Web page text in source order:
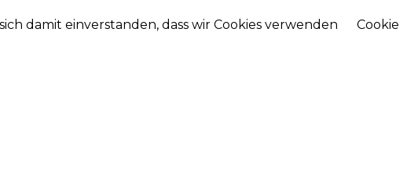
damit einverstanden, dass wir Cookies verwenden
Cookie